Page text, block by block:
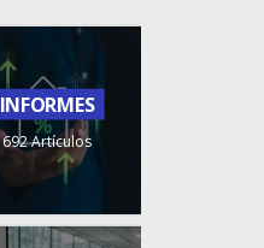
INFORMES
692 Artículos